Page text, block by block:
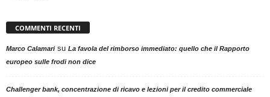
COMMENTI RECENTI
Marco Calamarisu La favola del rimborso immediato: quello che il Rapporto
europeo sulle frodi non dice
Challenger bank, concentrazione di ricavo e lezioni per il credito commerciale